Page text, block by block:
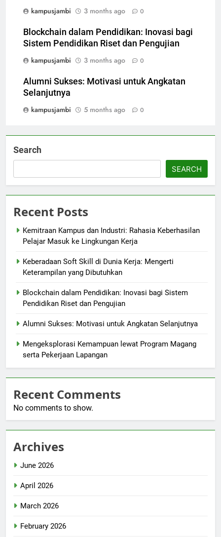
kampusjambi
3 months ago 0
Blockchain dalam Pendidikan: Inovasi bagi
Sistem Pendidikan Riset dan Pengujian
kampusjambi
3 months ago 0
Alumni Sukses: Motivasi untuk Angkatan
Selanjutnya
kampusjambi
5 months ago 0
Search
SEARCH
Recent Posts
Kemitraan Kampus dan Industri: Rahasia Keberhasilan
Pelajar Masuk ke Lingkungan Kerja
Keberadaan Soft Skill di Dunia Kerja: Mengerti
Keterampilan yang Dibutuhkan
Blockchain dalam Pendidikan: Inovasi bagi Sistem
Pendidikan Riset dan Pengujian
Alumni Sukses: Motivasi untuk Angkatan Selanjutnya
Mengeksplorasi Kemampuan lewat Program Magang
serta Pekerjaan Lapangan
Recent Comments
No comments to show.
Archives
June 2026
April 2026
March 2026
February 2026